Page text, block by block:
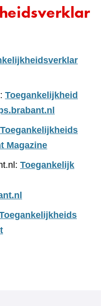
Toegankelijkheid
Toegankelijkheids
Magazine
Toegankelijk